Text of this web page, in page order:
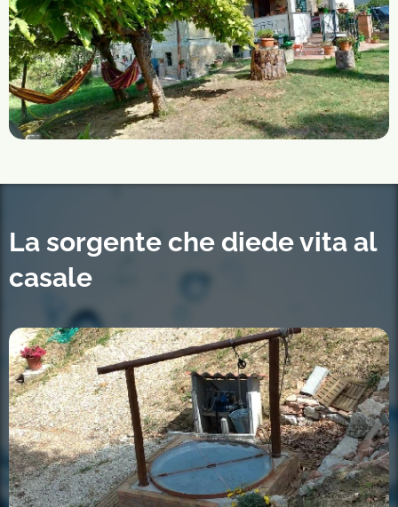
La sorgente che diede vita al
casale